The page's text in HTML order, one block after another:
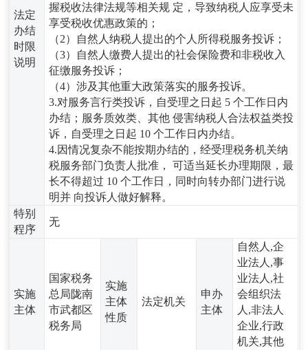
法定
办结
时限
说明
握税收法律法规等相关规 定，导致纳税人应享受未
享受税收优惠政策的；
（2）自然人纳税人提出的个人所得税服务投诉；
（3）自然人缴费人提出的社会保险费和非税收入
征缴服务投诉；
（4）涉及其他重大政策落实的服务投诉。
3.对服务言行类投诉，自受理之日起 5 个工作日内
办结；服务质效类、其他 侵害纳税人合法权益类投
诉，自受理之日起 10 个工作日内办结。
4.因情况复杂不能按期办结的，经受理税务机关纳
税服务部门负责人批准， 可适当延长办理期限，最
长不得超过 10 个工作日，同时向转办部门进行说
明并 向投诉人做好解释。
特别
程序
无
实施
主体
国家税务
总局陇南
市武都区
税务局
实施
主体
性质
法定机关
申办
主体
自然人,企
业法人,事
业法人,社
会组织法
人,非法人
企业,行政
机关,其他